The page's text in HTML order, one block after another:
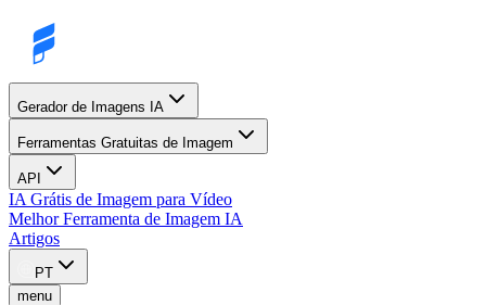
Gerador de Imagens IA
Ferramentas Gratuitas de Imagem
API
IA Grátis de Imagem para Vídeo
Melhor Ferramenta de Imagem IA
Artigos
PT
menu